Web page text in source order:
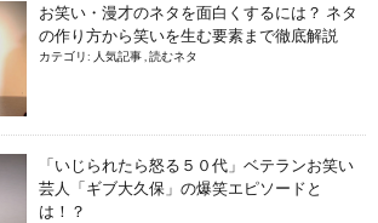
お笑い・漫才のネタを面白くするには？ ネタ
の作り方から笑いを生む要素まで徹底解説
カテゴリ: 人気記事 読むネタ
「いじられたら怒る５０代」ベテランお笑い
芸人「ギブ大久保」の爆笑エピソードと
は！？